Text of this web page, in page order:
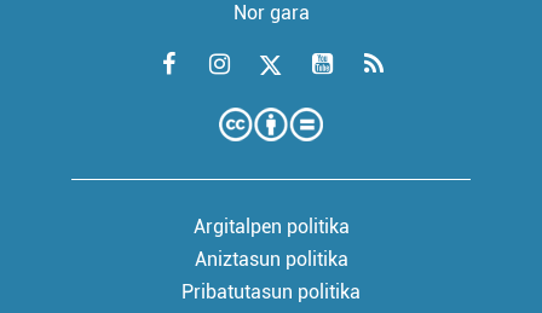
Nor gara
Argitalpen politika
Aniztasun politika
Pribatutasun politika